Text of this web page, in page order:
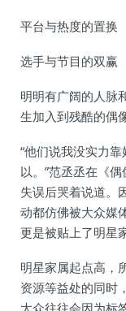
平台与热度的置换
选手与节目的双赢
明明有广阔的人脉
生加入到残酷的偶
“他们说我没实力
以。”范丞丞在《
失误后哭着说道。
动都仿佛被大众媒
更是被贴上了明星
明星家属起点高，
资源等益处的同时
大众往往会因为标